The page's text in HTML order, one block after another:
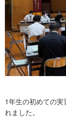
1年生の初めての
れました。